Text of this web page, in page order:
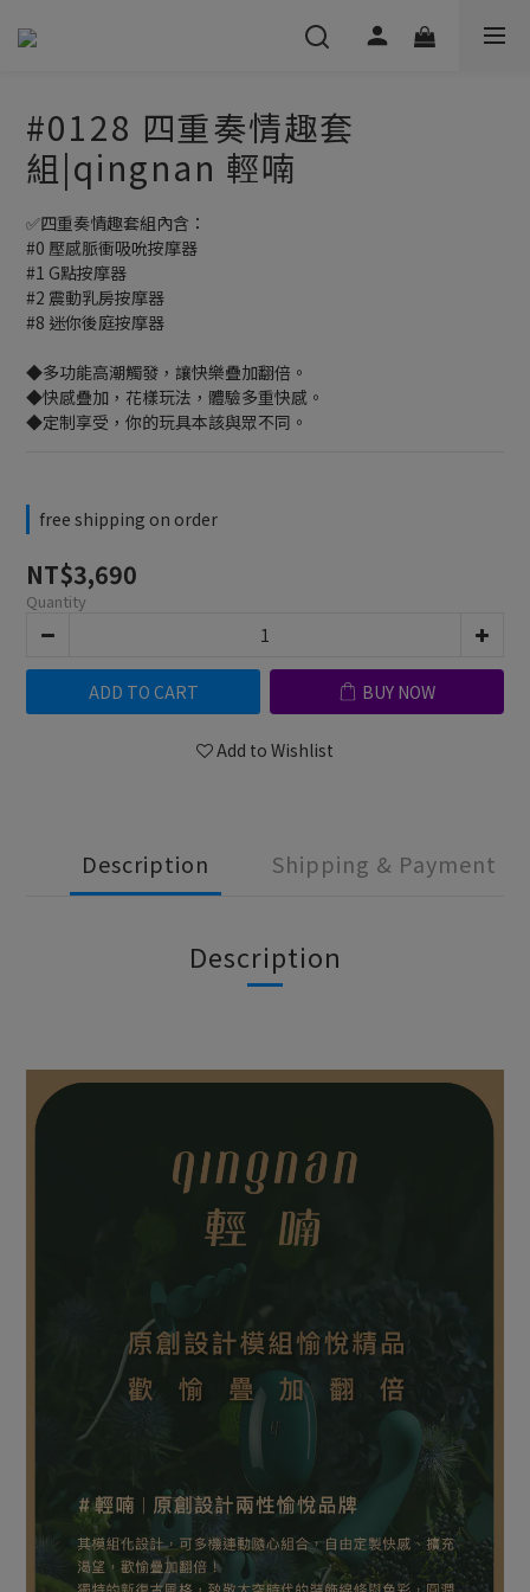
#0128 四重奏情趣套
組|qingnan 輕喃
✅四重奏情趣套組內含：
#0 壓感脈衝吸吮按摩器
#1 G點按摩器
#2 震動乳房按摩器
#8 迷你後庭按摩器
◆多功能高潮觸發，讓快樂疊加翻倍。
◆快感疊加，花樣玩法，體驗多重快感。
◆定制享受，你的玩具本該與眾不同。
free shipping on order
NT$3,690
Quantity
ADD TO CART BUY NOW
Add to Wishlist
Description Shipping & Payment
Description